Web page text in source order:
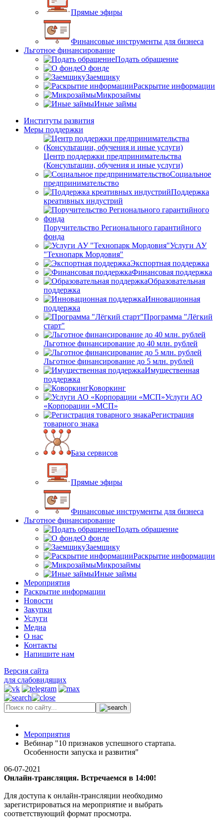
Прямые эфиры
Финансовые инструменты для бизнеса
Льготное финансирование
Подать обращение
О фонде
Заемщику
Раскрытие информации
Микрозаймы
Иные займы
Институты развития
Меры поддержки
Центр поддержки предпринимательства
(Консультации, обучения и иные услуги)
Социальное
предпринимательство
Поддержка
креативных индустрий
Поручительство Регионального гарантийного
фонда
Услуги АУ
"Технопарк Мордовия"
Экспортная поддержка
Финансовая поддержка
Образовательная
поддержка
Инновационная
поддержка
Программа "Лёгкий
старт"
Льготное финансирование до 40 млн. рублей
Льготное финансирование до 5 млн. рублей
Имущественная
поддержка
Коворкинг
Услуги АО
«Корпорации «МСП»
Регистрация
товарного знака
База сервисов
Прямые эфиры
Финансовые инструменты для бизнеса
Льготное финансирование
Подать обращение
О фонде
Заемщику
Раскрытие информации
Микрозаймы
Иные займы
Мероприятия
Раскрытие информации
Новости
Закупки
Услуги
Медиа
О нас
Контакты
Напишите нам
Версия сайта
для слабовидящих
Мероприятия
Вебинар "10 признаков успешного стартапа.
Особенности запуска и развития"
06-07-2021
Онлайн-трансляция. Встречаемся в 14:00!
Для доступа к онлайн-трансляции необходимо
зарегистрироваться на мероприятие и выбрать
соответствующий формат просмотра.